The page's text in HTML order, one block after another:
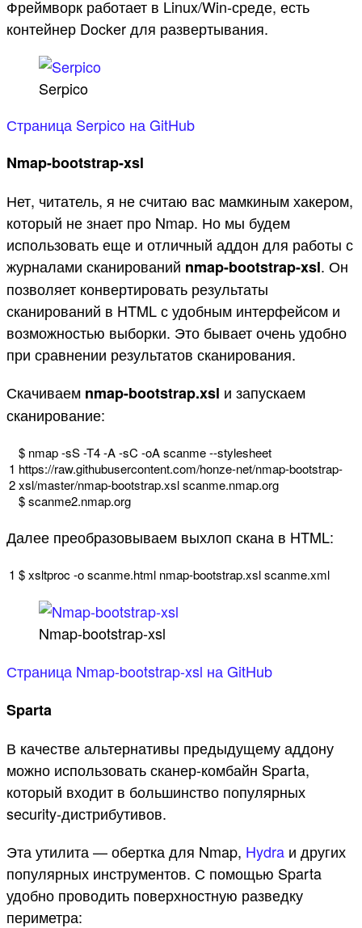
Фреймворк работает в Linux/Win-среде, есть
контейнер Docker для развертывания.
Serpico
Страница Serpico на GitHub
Nmap-bootstrap-xsl
Нет, читатель, я не считаю вас мамкиным хакером,
который не знает про Nmap. Но мы будем
использовать еще и отличный аддон для работы с
журналами сканирований nmap-bootstrap-xsl. Он
позволяет конвертировать результаты
сканирований в HTML с удобным интерфейсом и
возможностью выборки. Это бывает очень удобно
при сравнении результатов сканирования.
Скачиваем nmap-bootstrap.xsl и запускаем
сканирование:
1
2
$ nmap-sS-T4-A-sC -oAscanme--stylesheet
https://raw.githubusercontent.com/honze-net/nmap-bootstrap-
xsl/master/nmap-bootstrap.xsl scanme.nmap.org
$scanme2.nmap.org
Далее преобразовываем выхлоп скана в HTML:
1 $xsltproc -oscanme.html nmap-bootstrap.xslscanme.xml
Nmap-bootstrap-xsl
Страница Nmap-bootstrap-xsl на GitHub
Sparta
В качестве альтернативы предыдущему аддону
можно использовать сканер-комбайн Sparta,
который входит в большинство популярных
security-дистрибутивов.
Эта утилита — обертка для Nmap, Hydra и других
популярных инструментов. С помощью Sparta
удобно проводить поверхностную разведку
периметра: